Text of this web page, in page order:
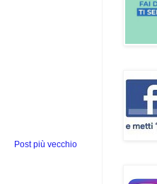
Post più vecchio